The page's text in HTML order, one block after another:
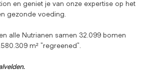
en geniet je van onze expertise op het
gezonde voeding.
alle Nutrianen samen 32.099 bomen
m² "regreened".